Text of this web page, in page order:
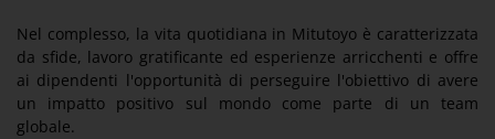
Nel complesso, la vita quotidiana in Mitutoyo è caratterizzata
da sfide, lavoro gratificante ed esperienze arricchenti e offre
ai dipendenti l'opportunità di perseguire l'obiettivo di avere
un impatto positivo sul mondo come parte di un team
globale.